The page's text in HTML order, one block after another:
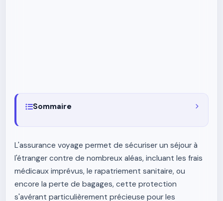
Sommaire
L'assurance voyage permet de sécuriser un séjour à
l'étranger contre de nombreux aléas, incluant les frais
médicaux imprévus, le rapatriement sanitaire, ou
encore la perte de bagages, cette protection
s'avérant particulièrement précieuse pour les